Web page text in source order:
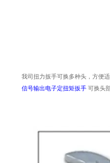
我司扭力扳手可换多种头 ， 方便
信号输出电子定扭矩扳手 可换头